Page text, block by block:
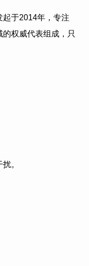
起于2014年，专注
权威代表组成，只
。